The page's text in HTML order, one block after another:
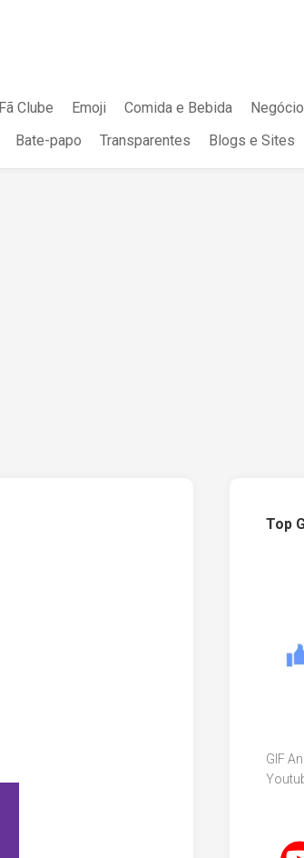
Fã Clube Emoji Comida e Bebida
Bate-papo Transparentes Blogs e Sites
Top
GIF